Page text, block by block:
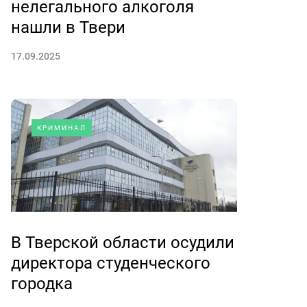
нелегального алкоголя
нашли в Твери
17.09.2025
КРИМИНАЛ
В Тверской области осудили
директора студенческого
городка